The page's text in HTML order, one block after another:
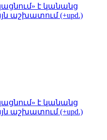
է կանանց
աշխատում (+upd.)
է կանանց
աշխատում (+upd.)